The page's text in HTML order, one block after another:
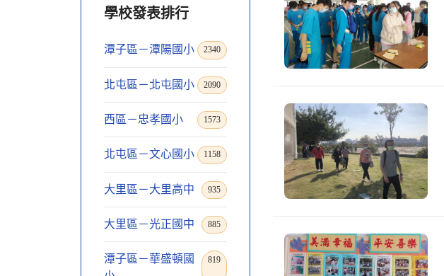
學校發表排行
潭子區－潭陽國小 2340
北屯區－北屯國小 2090
西區－忠孝國小 1573
北屯區－文心國小 1158
大里區－大里高中 935
大里區－光正國中 885
潭子區－華盛頓國
819